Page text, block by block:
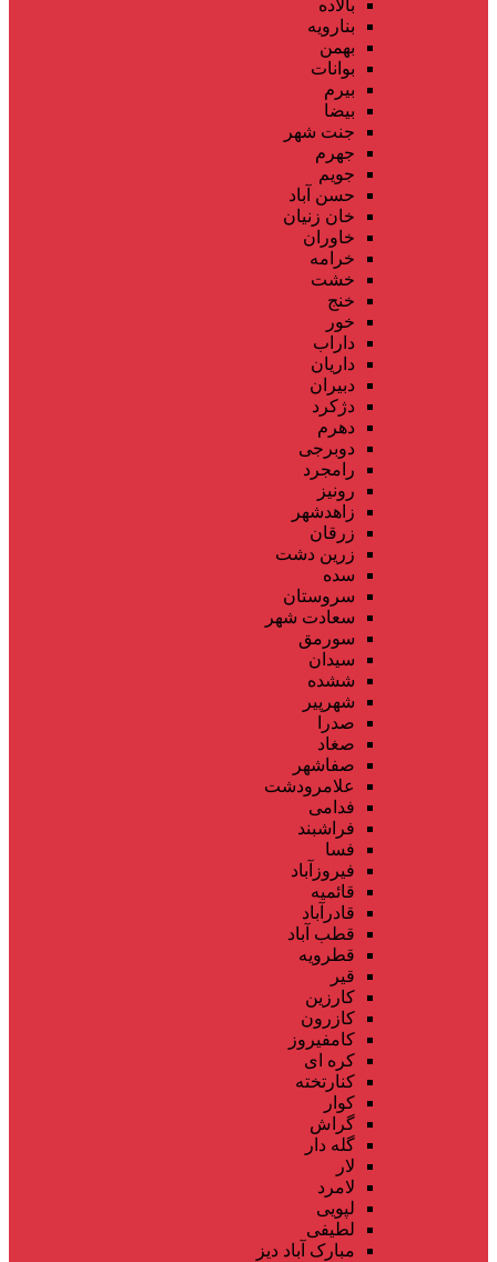
بالاده
بنارویه
بهمن
بوانات
بیرم
بیضا
جنت شهر
جهرم
جویم
حسن آباد
خان زنیان
خاوران
خرامه
خشت
خنج
خور
داراب
داریان
دبیران
دژکرد
دهرم
دوبرجی
رامجرد
رونیز
زاهدشهر
زرقان
زرین دشت
سده
سروستان
سعادت شهر
سورمق
سیدان
ششده
شهرپیر
صدرا
صغاد
صفاشهر
علامرودشت
فدامی
فراشبند
فسا
فیروزآباد
قائمیه
قادرآباد
قطب آباد
قطرویه
قیر
کارزین
کازرون
کامفیروز
کره ای
کنارتخته
کوار
گراش
گله دار
لار
لامرد
لپویی
لطیفی
مبارک آباد دیز